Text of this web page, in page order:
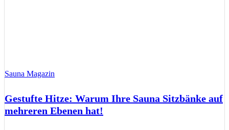
Sauna Magazin
Gestufte Hitze: Warum Ihre Sauna Sitzbänke auf
mehreren Ebenen hat!